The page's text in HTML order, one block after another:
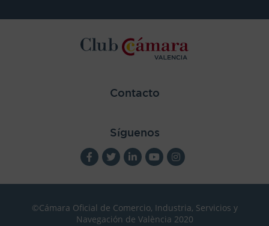
Contacto
Síguenos
©Cámara Oficial de Comercio, Industria, Servicios y
Navegación de València 2020